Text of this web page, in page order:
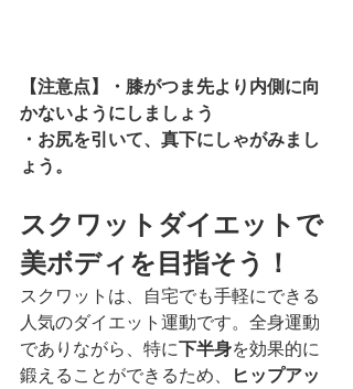
【注意点】・膝がつま先より内側に向
かないようにしましょう
・お尻を引いて、真下にしゃがみまし
ょう。
スクワットダイエットで
美ボディを目指そう！
スクワットは、自宅でも手軽にできる
人気のダイエット運動です。全身運動
でありながら、特に下半身を効果的に
鍛えることができるため、
ヒップアッ